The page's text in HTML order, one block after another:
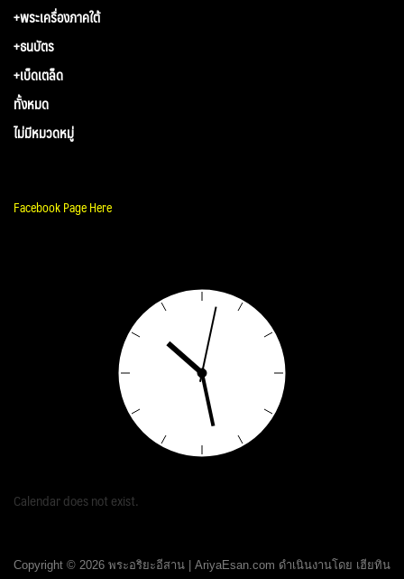
+พระเครื่องภาคใต้
+ธนบัตร
+เบ็ดเตล็ด
ทั้งหมด
ไม่มีหมวดหมู่
Facebook Page Here
Calendar does not exist.
Copyright © 2026 พระอริยะอีสาน | AriyaEsan.com ดำเนินงานโดย เฮียทิน